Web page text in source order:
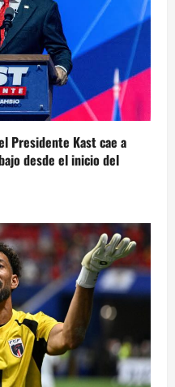
Presidente Kast cae a
desde el inicio del